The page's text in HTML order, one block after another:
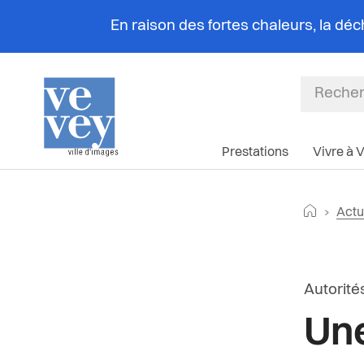
En raison des fortes chaleurs, la
Prestations Vivre à
Fil
Article